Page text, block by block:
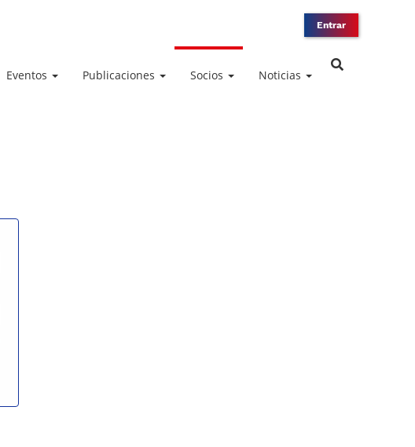
Entrar
Eventos Publicaciones Socios Noticias